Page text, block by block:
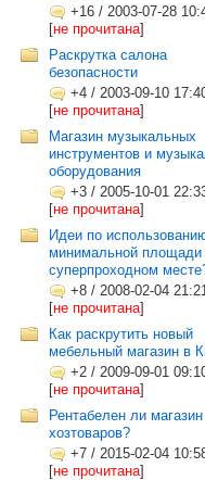
+16 / 2003-07-28
[не прочитана]
Раскрутка салона
безопасности
+4 / 2003-09-10
[не прочитана]
Магазин музыкальных
инструментов и
оборудования
+3 / 2005-10-01
[не прочитана]
Идеи по
минимальной площади
суперпроходном
+8 / 2008-02-04
[не прочитана]
Как раскрутить новый
мебельный магазин в
+2 / 2009-09-01
[не прочитана]
Рентабелен ли магазин
хозтоваров?
+7 / 2015-02-04
[не прочитана]